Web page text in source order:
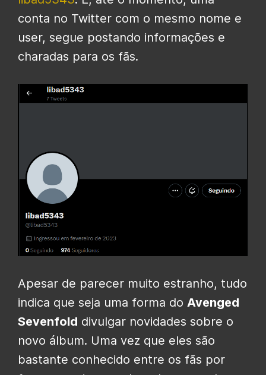
conta no Twitter com o mesmo nome e
user, segue postando informações e
charadas para os fãs.
Apesar de parecer muito estranho, tudo
indica que seja uma forma do Avenged
Sevenfold divulgar novidades sobre o
novo álbum. Uma vez que eles são
bastante conhecido entre os fãs por